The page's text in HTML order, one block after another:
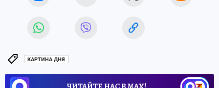
КАРТИНА ДНЯ